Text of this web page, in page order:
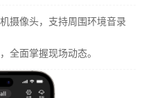
摄像头，支持周围环境音录
全面掌握现场动态。